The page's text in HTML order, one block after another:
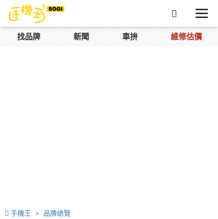
找品牌 新聞 車拚 維修估價
手機王 品牌總覽